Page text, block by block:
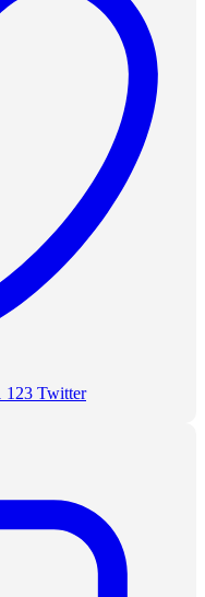
123 Twitter